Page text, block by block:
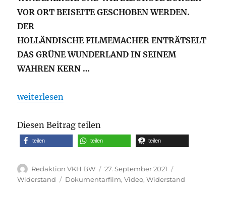
VOR ORT BEISEITE GESCHOBEN WERDEN.
DER
HOLLÄNDISCHE FILMEMACHER ENTRÄTSELT
DAS GRÜNE WUNDERLAND IN SEINEM
WAHRENKERN …
„Dokumentarfilm: Headwind”21“
weiterlesen
Diesen Beitrag teilen
teilen teilen teilen
Autor
Redaktion VKH BW
Veröffentlicht
am
27. September 2021
Widerstand
Schlagwörter
Dokumentarfilm,Video,Widerstand